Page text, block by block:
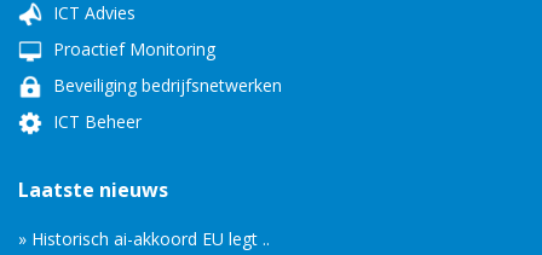
ICT Advies
Proactief Monitoring
Beveiliging bedrijfsnetwerken
ICT Beheer
Laatste nieuws
» Historisch ai-akkoord EU legt ..